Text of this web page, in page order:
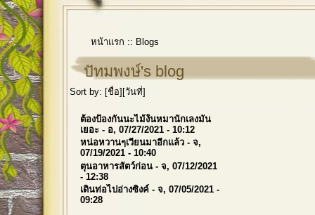
หน้าแรก :: Blogs
ปัทมพงษ์'s blog
Sort by: [ชื่อ][วันที่]
ต้องป้องกันนะไม้งั้นหมานักเลงมัน
เยอะ - อ, 07/27/2021 - 10:12
หน่อหวานๆเวียนมาอีกแล้ว - จ,
07/19/2021 - 10:40
ตุนอาหารสัตว์ก่อน - จ, 07/12/2021
- 12:38
เดินท่อไปอ่างซิงค์ - จ, 07/05/2021 -
09:28